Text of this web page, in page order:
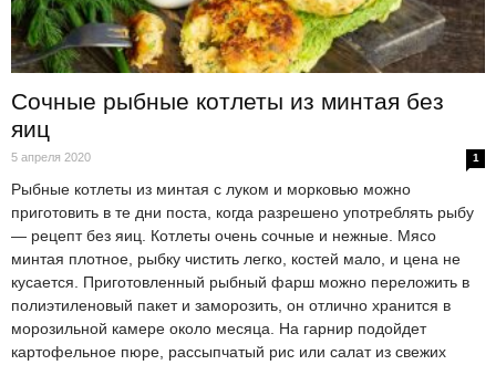
Сочные рыбные котлеты из минтая без
яиц
5 апреля 2020 1
Рыбные котлеты из минтая с луком и морковью можно
приготовить в те дни поста, когда разрешено употреблять рыбу
— рецепт без яиц. Котлеты очень сочные и нежные. Мясо
минтая плотное, рыбку чистить легко, костей мало, и цена не
кусается. Приготовленный рыбный фарш можно переложить в
полиэтиленовый пакет и заморозить, он отлично хранится в
морозильной камере около месяца. На гарнир подойдет
картофельное пюре, рассыпчатый рис или салат из свежих